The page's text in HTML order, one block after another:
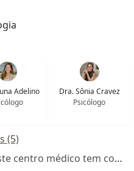
Adelino
Dra. Sônia Cravez
Psicólogo
(5)
Nenhum profissional neste centro médico tem consultas disponíveis